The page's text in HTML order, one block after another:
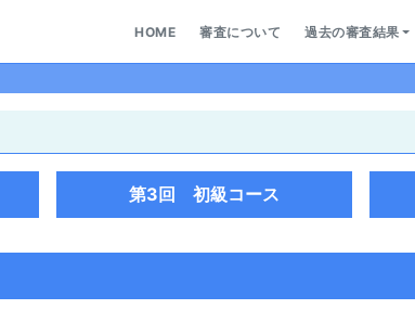
HOME 審査について 過去の審査結果
第3回 初級コース